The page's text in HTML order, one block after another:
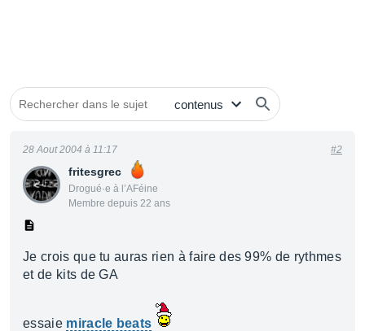
fritesgrec
Drogué·e à l’AFéine
Membre depuis 22 ans
28 Aout 2004 à 11:17 #2
Je crois que tu auras rien à faire des 99% de rythmes
et de kits de GA
essaie miracle beats